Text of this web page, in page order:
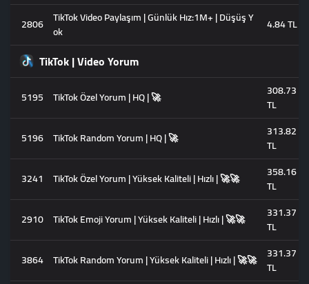
2806 TikTok Video Paylaşım | Günlük Hız:1M+ | Düşüş Y
ok
4.84 TL
TikTok | Video Yorum
5195 TikTok Özel Yorum | HQ | 🚀
308.73
TL
5196 TikTok Random Yorum | HQ | 🚀
313.82
TL
3241
TikTok Özel Yorum | Yüksek Kaliteli | Hızlı | 🚀🚀
358.16
TL
2910 TikTok Emoji Yorum | Yüksek Kaliteli | Hızlı | 🚀🚀
331.37
TL
3864 TikTok Random Yorum | Yüksek Kaliteli | Hızlı | 🚀🚀
331.37
TL